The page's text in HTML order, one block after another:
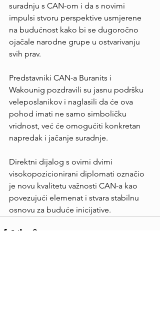
suradnju s CAN-om i da s novimi
impulsi stvoru perspektive usmjerene
na budućnost kako bi se dugoročno
ojačale narodne grupe u ostvarivanju
svih prav.
Predstavniki CAN-a Buranits i
Wakounig pozdravili su jasnu podršku
veleposlanikov i naglasili da će ova
pohod imati ne samo simboličku
vridnost, već će omogućiti konkretan
napredak i jačanje suradnje.
Direktni dijalog s ovimi dvimi
visokopozicionirani diplomati označio
je novu kvalitetu važnosti CAN-a kao
povezujući elemenat i stvara stabilnu
osnovu za buduće inicijative.